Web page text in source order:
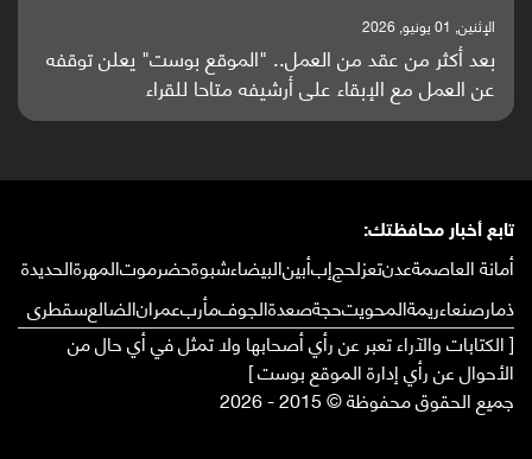
الإثنين, 25 مايو, 2026
باحثون من اليمن يدخلون سباق أبحاث ألزهايمر بدراسة
واعدة منشورة عالميا (ترجمة)
تابع أخبار محافظتك:
أمانة العاصمةعدنتعزلحجإبأبينالبيضاءشبوةحضرموتالمهرةالحديدة
ذمارصنعاءريمةالمحويتحجةصعدةالجوفمأربعمرانالضالعسقطرى
[ الكتابات والآراء تعبر عن رأي أصحابها ولا تمثل في أي حال من
الأحوال عن رأي إدارة الموقع بوست ]
جميع الحقوق محفوظة © 2015 - 2026